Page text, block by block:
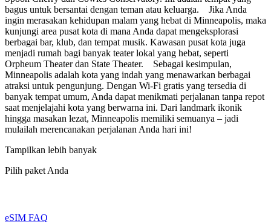
bagus untuk bersantai dengan teman atau keluarga. Jika Anda
ingin merasakan kehidupan malam yang hebat di Minneapolis, maka
kunjungi area pusat kota di mana Anda dapat mengeksplorasi
berbagai bar, klub, dan tempat musik. Kawasan pusat kota juga
menjadi rumah bagi banyak teater lokal yang hebat, seperti
Orpheum Theater dan State Theater. Sebagai kesimpulan,
Minneapolis adalah kota yang indah yang menawarkan berbagai
atraksi untuk pengunjung. Dengan Wi-Fi gratis yang tersedia di
banyak tempat umum, Anda dapat menikmati perjalanan tanpa repot
saat menjelajahi kota yang berwarna ini. Dari landmark ikonik
hingga masakan lezat, Minneapolis memiliki semuanya – jadi
mulailah merencanakan perjalanan Anda hari ini!
Tampilkan lebih banyak
Pilih paket Anda
eSIM FAQ